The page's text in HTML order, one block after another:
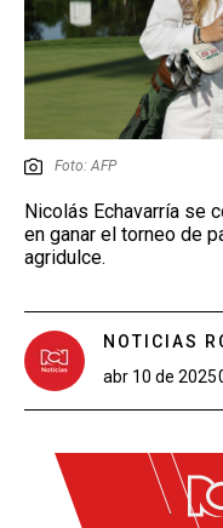
Foto: AFP
Nicolás Echavarría se
en ganar el torneo de
agridulce.
NOTICIAS
abr 10 de 2025